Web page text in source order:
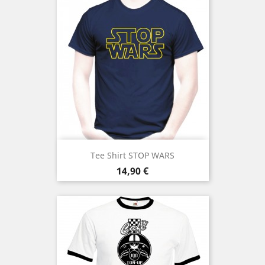
Tee Shirt STOP WARS
Prix
14,90 €